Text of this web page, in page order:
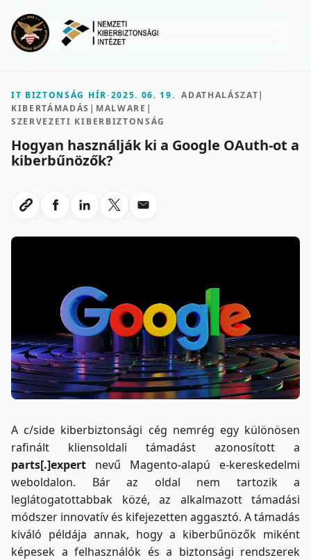
IT BIZTONSÁG HÍR-2025. 06. 19. ADATHALÁSZAT|
KIBERTÁMADÁS | MALWARE |
SZERVEZETI KIBERBIZTONSÁG
Hogyan használják ki a Google OAuth-ot a
kiberbűnözők?
Link masolasa
Megosztas Facebookon
Megosztas LinkedInen
Megosztas X-en
Megosztas emailben
A c/side kiberbiztonsági cég nemrég egy különösen
rafinált kliensoldali támadást azonosított a
parts[.]expert nevű Magento-alapú e-kereskedelmi
weboldalon. Bár az oldal nem tartozik a
leglátogatottabbak közé, az alkalmazott támadási
módszer innovatív és kifejezetten aggasztó. A támadás
kiváló példája annak, hogy a kiberbűnözők miként
képesek a felhasználók és a biztonsági rendszerek